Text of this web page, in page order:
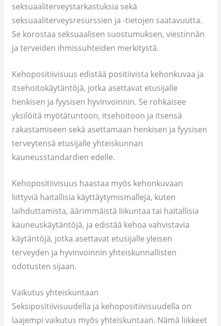
seksuaaliterveystarkastuksia sekä
seksuaaliterveysresurssien ja -tietojen saatavuutta.
Se korostaa seksuaalisen suostumuksen, viestinnän
ja terveiden ihmissuhteiden merkitystä.
Kehopositiivisuus edistää positiivista kehonkuvaa ja
itsehoitokäytäntöjä, jotka asettavat etusijalle
henkisen ja fyysisen hyvinvoinnin. Se rohkaisee
yksilöitä myötätuntoon, itsehoitoon ja itsensä
rakastamiseen sekä asettamaan henkisen ja fyysisen
terveytensä etusijalle yhteiskunnan
kauneusstandardien edelle.
Kehopositiivisuus haastaa myös kehonkuvaan
liittyviä haitallisia käyttäytymismalleja, kuten
laihduttamista, äärimmäistä liikuntaa tai haitallisia
kauneuskäytäntöjä, ja edistää kehoa vahvistavia
käytäntöjä, jotka asettavat etusijalle yleisen
terveyden ja hyvinvoinnin yhteiskunnallisten
odotusten sijaan.
Vaikutus yhteiskuntaan
Seksipositiivisuudella ja kehopositiivisuudella on
laajempi vaikutus myös yhteiskuntaan. Nämä liikkeet